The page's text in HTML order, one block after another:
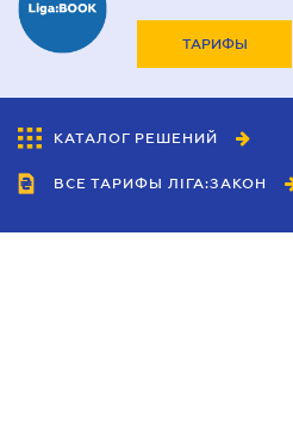
ТАРИФЫ
КАТАЛОГ РЕШЕНИЙ
ВСЕ ТАРИФЫ ЛІГА:ЗАКОН